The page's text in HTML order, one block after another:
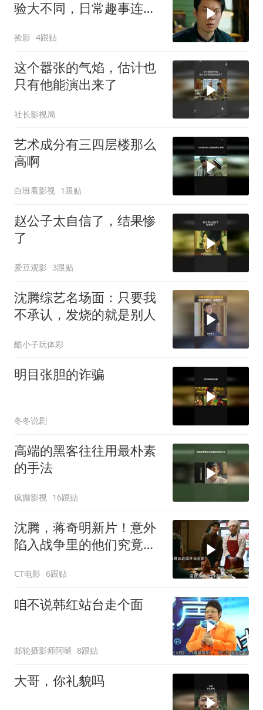
验大不同，日常趣事连连
捡影 4跟贴
这个嚣张的气焰，估计也
只有他能演出来了
社长影视局
艺术成分有三四层楼那么
高啊
白班看影视 1跟贴
赵公子太自信了，结果惨
了
爱豆观影 3跟贴
沈腾综艺名场面：只要我
不承认，发烧的就是别人
酷小子玩体彩
明目张胆的诈骗
冬冬说剧
高端的黑客往往用最朴素
的手法
疯癫影视 16跟贴
沈腾，蒋奇明新片！意外
陷入战争里的他们究竟该
CT电影 6跟贴
咱不说韩红站台走个面
邮轮摄影师阿嗵 8跟贴
大哥，你礼貌吗